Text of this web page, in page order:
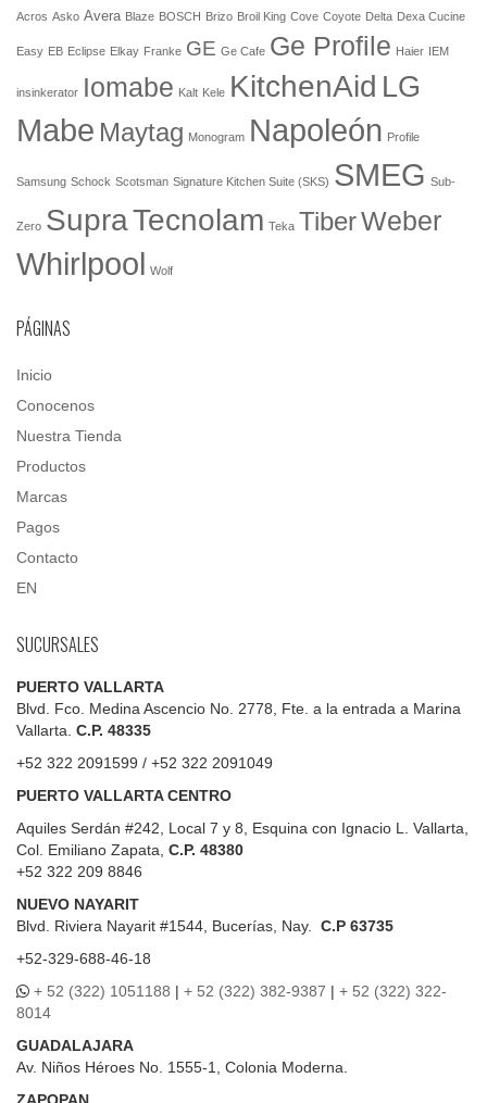
Acros Asko Avera Blaze BOSCH Brizo Broil King Cove Coyote Delta Dexa Cucine
Easy EB Eclipse Elkay Franke GE Ge Cafe Ge Profile Haier IEM
insinkerator Iomabe Kalt Kele KitchenAid LG
Mabe Maytag Monogram Napoleón Profile
Samsung Schock Scotsman Signature Kitchen Suite (SKS) SMEG Sub-
Zero SupraTecnolam Teka TiberWeber
Whirlpool Wolf
PÁGINAS
Inicio
Conocenos
Nuestra Tienda
Productos
Marcas
Pagos
Contacto
EN
SUCURSALES
PUERTO VALLARTA
Blvd. Fco. Medina Ascencio No. 2778, Fte. a la entrada a Marina
Vallarta. C.P. 48335
+52 322 2091599 / +52 322 2091049
PUERTO VALLARTA CENTRO
Aquiles Serdán #242, Local 7 y 8, Esquina con Ignacio L. Vallarta,
Col. Emiliano Zapata, C.P. 48380
+52 322 209 8846
NUEVO NAYARIT
Blvd.
Riviera Nayarit #1544, Bucerías, Nay. C.P 63735
+52-329-688-46-18
+ 52 (322) 1051188 | + 52 (322) 382-9387 | + 52 (322) 322-
8014
GUADALAJARA
Av. Niños Héroes No. 1555-1, Colonia Moderna.
ZAPOPAN